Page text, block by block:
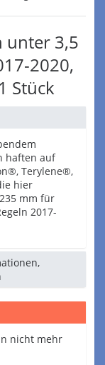
unter 3,5
2020,
Stück
haften auf
Terylene®,
hier
mm für
2017-
nicht mehr